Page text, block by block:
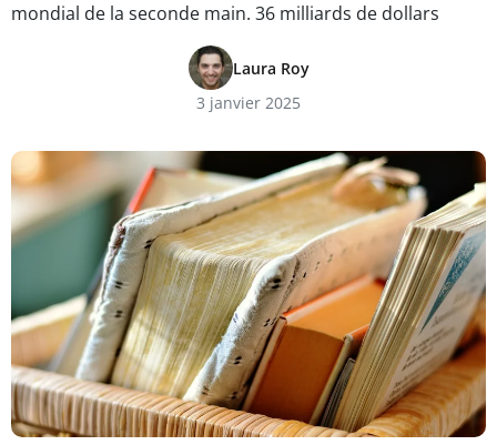
mondial de la seconde main. 36 milliards de dollars
Laura Roy
3 janvier 2025